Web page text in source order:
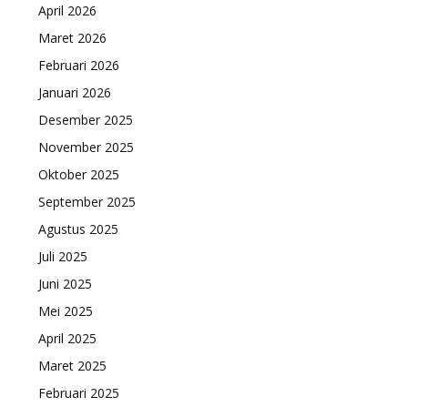
April 2026
Maret 2026
Februari 2026
Januari 2026
Desember 2025
November 2025
Oktober 2025
September 2025
Agustus 2025
Juli 2025
Juni 2025
Mei 2025
April 2025
Maret 2025
Februari 2025